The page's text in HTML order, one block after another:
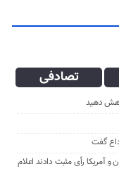
تصادفی
دهید
گفت
و آمریکا رأی مثبت دادند اعلام